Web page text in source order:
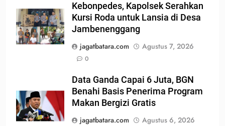
Kebonpedes, Kapolsek Serahkan
Kursi Roda untuk Lansia di Desa
Jambenenggang
jagatbatara.com
Agustus 7, 2026
0
Data Ganda Capai 6 Juta, BGN
Benahi Basis Penerima Program
Makan Bergizi Gratis
jagatbatara.com
Agustus 6, 2026